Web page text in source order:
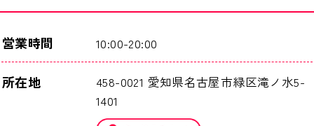
営業時間 10:00-20:00
所在地
458-0021 愛知県名古屋市緑区滝ノ水5-
1401